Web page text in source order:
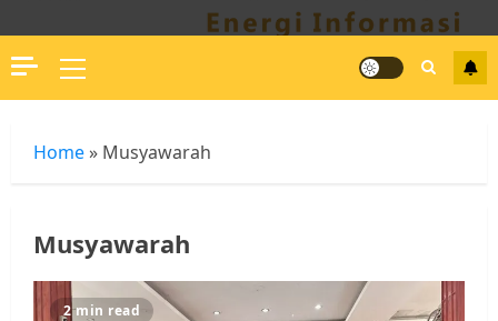
Primary
Menu
Home » Musyawarah
Musyawarah
2 min read